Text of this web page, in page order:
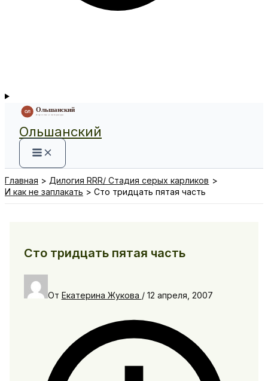
Ольшанский
Главная
Дилогия RRR/ Стадия серых карликов
И как не заплакать
Сто тридцать пятая часть
Сто тридцать пятая часть
От Екатерина Жукова / 12 апреля, 2007